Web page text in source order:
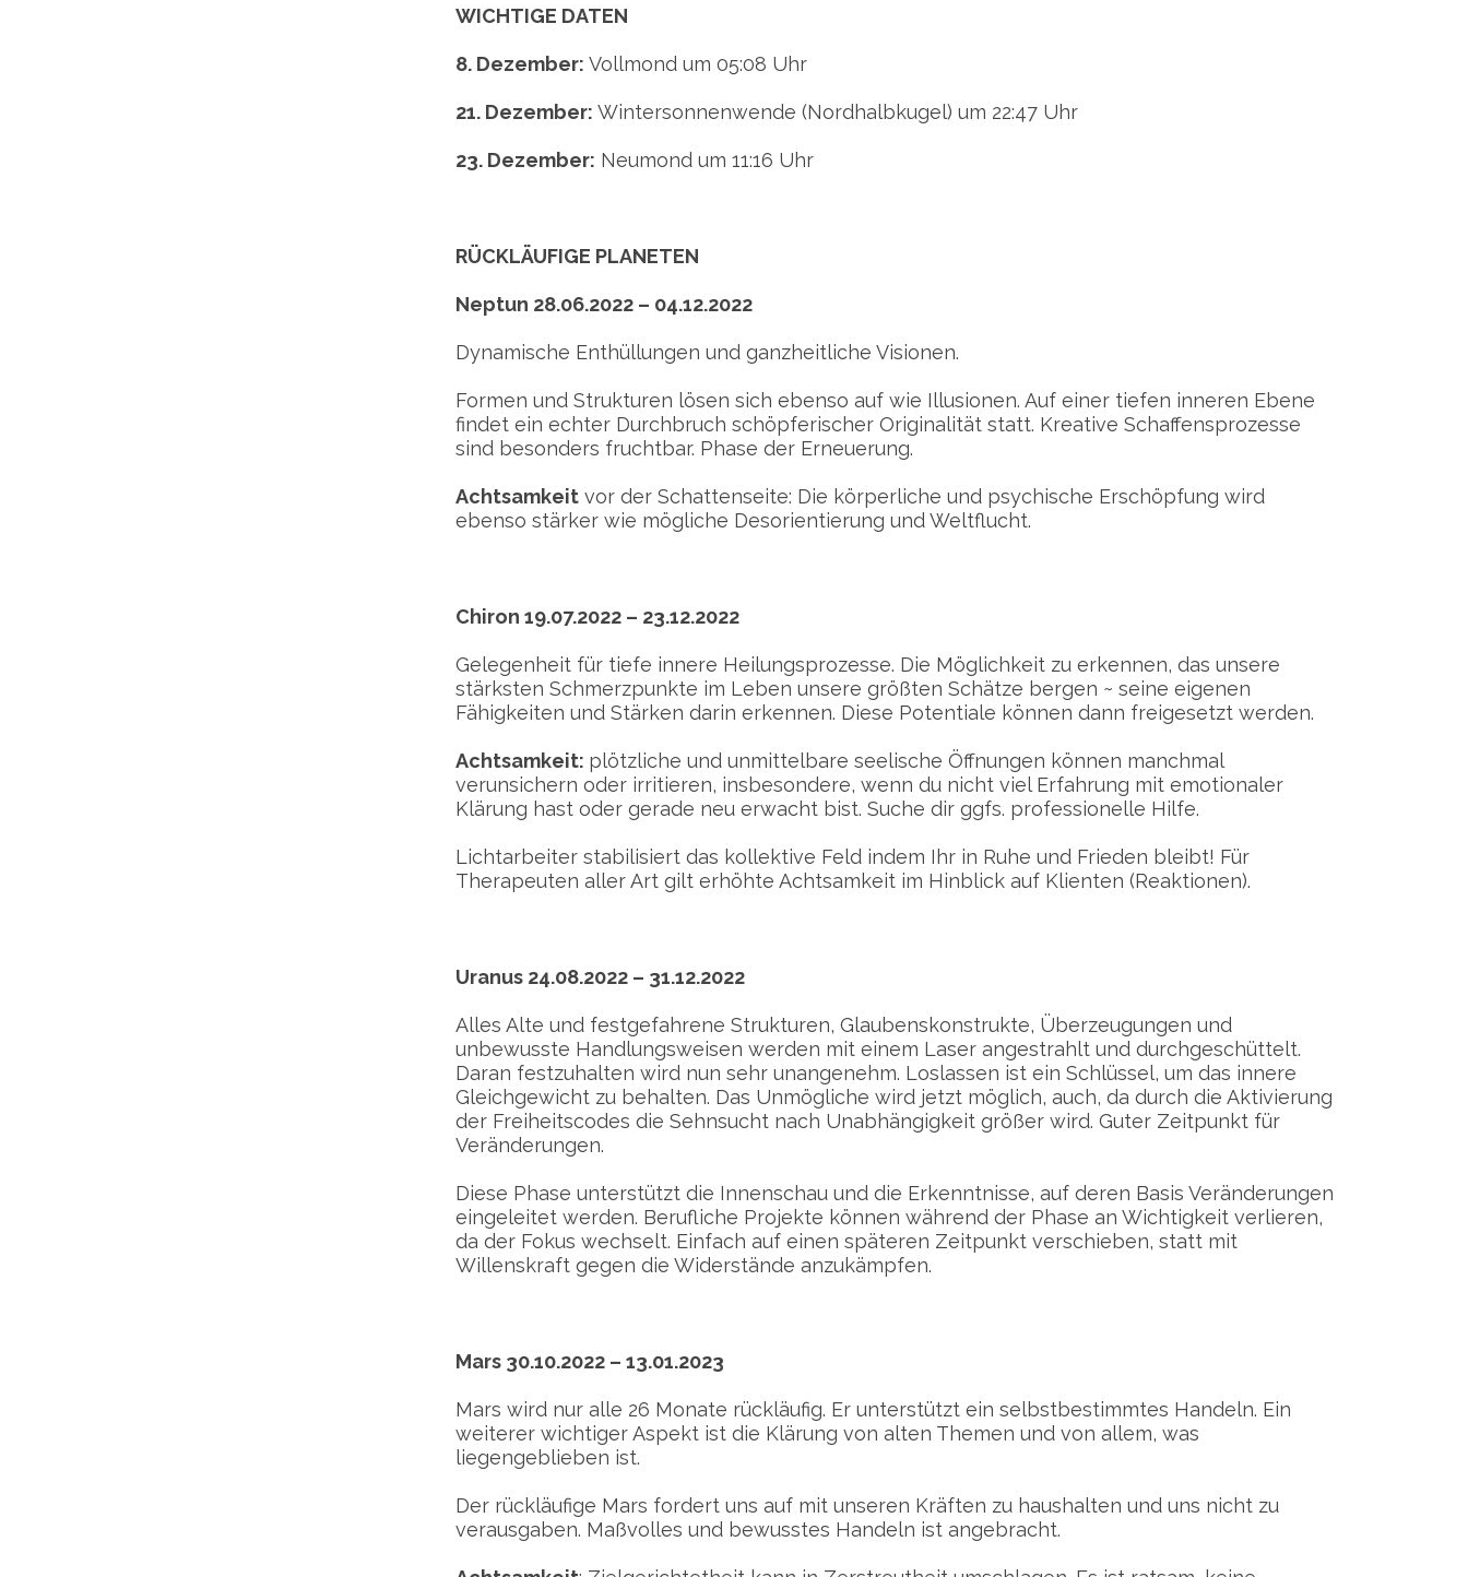
WICHTIGE DATEN
8. Dezember: Vollmond um 05:08 Uhr
21. Dezember: Wintersonnenwende (Nordhalbkugel) um 22:47 Uhr
23. Dezember: Neumond um 11:16 Uhr
RÜCKLÄUFIGE PLANETEN
Neptun 28.06.2022 – 04.12.2022
Dynamische Enthüllungen und ganzheitliche Visionen.
Formen und Strukturen lösen sich ebenso auf wie Illusionen. Auf einer tiefen inneren Ebene
findet ein echter Durchbruch schöpferischer Originalität statt. Kreative Schaffensprozesse
sind besonders fruchtbar. Phase der Erneuerung.
Achtsamkeit vor der Schattenseite: Die körperliche und psychische Erschöpfung wird
ebenso stärker wie mögliche Desorientierung und Weltflucht.
Chiron 19.07.2022 – 23.12.2022
Gelegenheit für tiefe innere Heilungsprozesse. Die Möglichkeit zu erkennen, das unsere
stärksten Schmerzpunkte im Leben unsere größten Schätze bergen ~ seine eigenen
Fähigkeiten und Stärken darin erkennen. Diese Potentiale können dann freigesetzt werden.
Achtsamkeit: plötzliche und unmittelbare seelische Öffnungen können manchmal
verunsichern oder irritieren, insbesondere, wenn du nicht viel Erfahrung mit emotionaler
Klärung hast oder gerade neu erwacht bist. Suche dir ggfs. professionelle Hilfe.
Lichtarbeiter stabilisiert das kollektive Feld indem Ihr in Ruhe und Frieden bleibt! Für
Therapeuten aller Art gilt erhöhte Achtsamkeit im Hinblick auf Klienten (Reaktionen).
Uranus 24.08.2022 – 31.12.2022
Alles Alte und festgefahrene Strukturen, Glaubenskonstrukte, Überzeugungen und
unbewusste Handlungsweisen werden mit einem Laser angestrahlt und durchgeschüttelt.
Daran festzuhalten wird nun sehr unangenehm. Loslassen ist ein Schlüssel, um das innere
Gleichgewicht zu behalten. Das Unmögliche wird jetzt möglich, auch, da durch die Aktivierung
der Freiheitscodes die Sehnsucht nach Unabhängigkeit größer wird. Guter Zeitpunkt für
Veränderungen.
Diese Phase unterstützt die Innenschau und die Erkenntnisse, auf deren Basis Veränderungen
eingeleitet werden. Berufliche Projekte können während der Phase an Wichtigkeit verlieren,
da der Fokus wechselt. Einfach auf einen späteren Zeitpunkt verschieben, statt mit
Willenskraft gegen die Widerstände anzukämpfen.
Mars 30.10.2022 – 13.01.2023
Mars wird nur alle 26 Monate rückläufig. Er unterstützt ein selbstbestimmtes Handeln. Ein
weiterer wichtiger Aspekt ist die Klärung von alten Themen und von allem, was
liegengeblieben ist.
Der rückläufige Mars fordert uns auf mit unseren Kräften zu haushalten und uns nicht zu
verausgaben. Maßvolles und bewusstes Handeln ist angebracht.